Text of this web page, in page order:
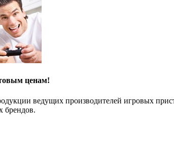
ценам!
ведущих производителей игровых
брендов.